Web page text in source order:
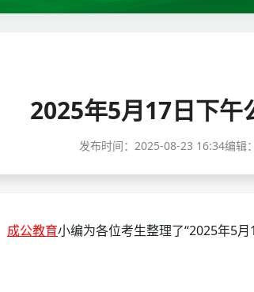
北京
内蒙古
职位表
准考证打印
考试政策
分数线
北京
内蒙古
职位表
成绩查询
分数线
职
面
历
职位表
面试补录
历年真题
2025年5月17日下午
发布时间： 2025-08-23 16:34编辑
成公教育小编为各位考生整理了“2025年5